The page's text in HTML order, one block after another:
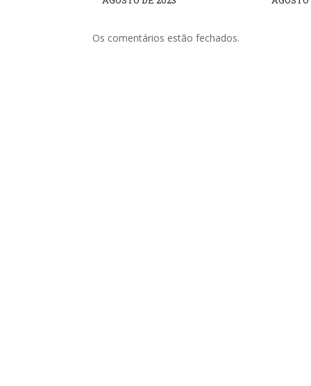
Os comentários estão fechados.